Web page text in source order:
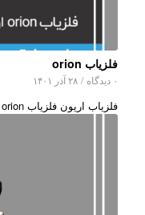
فلزیاب orion
۰ دیدگاه / ۲۸ آذر ۱۴۰۱
فلزیاب اریون فلزیاب orion خصوصیات دستگاه فلزیاب ORION : …